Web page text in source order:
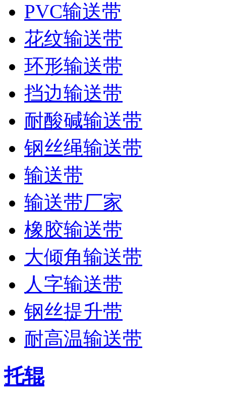
PVC输送带
花纹输送带
环形输送带
挡边输送带
耐酸碱输送带
钢丝绳输送带
输送带
输送带厂家
橡胶输送带
大倾角输送带
人字输送带
钢丝提升带
耐高温输送带
托辊